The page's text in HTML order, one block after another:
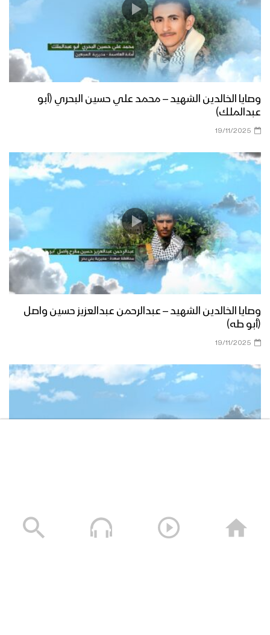
وصايا الخالدين الشهيد – محمد علي حسين البحري (أبو
عبدالملك)
19/11/2025
وصايا الخالدين الشهيد – عبدالرحمن عبدالعزيز حسين واصل
(أبو طه)
19/11/2025
وصايا الخالدين الشهيد – صالح عبدالله صالح جوين (أبو خليل)